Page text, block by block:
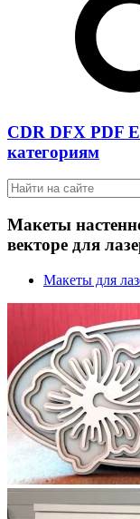
CDR DFX PDF
категориям
Макеты
векторе для
Макеты для